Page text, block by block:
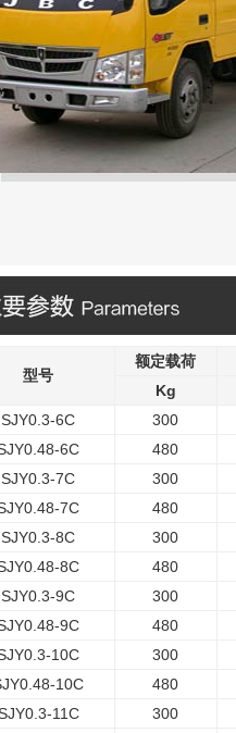
型号
额定载荷
Kg
SJY0.3-6C
300
6C
480
SJY0.3-7C
300
7C
480
SJY0.3-8C
300
8C
480
SJY0.3-9C
300
9C
480
10C
300
10C
480
11C
300